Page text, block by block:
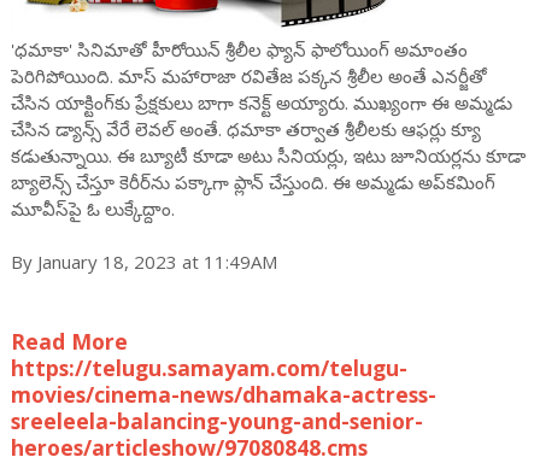
'ధమాకా' సినిమాతో హీరోయిన్ శ్రీలీల ఫ్యాన్ ఫాలోయింగ్ అమాంతం
పెరిగిపోయింది. మాస్ మహారాజా రవితేజ పక్కన శ్రీలీల అంతే ఎనర్జీతో
చేసిన యాక్టింగ్‌కు ప్రేక్షకులు బాగా కనెక్ట్ అయ్యారు. ముఖ్యంగా ఈ అమ్మడు
చేసిన డ్యాన్స్‌ వేరే లెవల్ అంతే. ధమాకా తర్వాత శ్రీలీలకు ఆఫర్లు క్యూ
కడుతున్నాయి. ఈ బ్యూటీ కూడా అటు సీనియర్లు, ఇటు జూనియర్లను కూడా
బ్యాలెన్స్ చేస్తూ కెరీర్‌ను పక్కాగా ప్లాన్ చేస్తుంది. ఈ అమ్మడు అప్‌కమింగ్
మూవీస్‌పై ఓ లుక్కేద్దాం.
By January 18, 2023 at 11:49AM
Read More
https://telugu.samayam.com/telugu-
movies/cinema-news/dhamaka-actress-
sreeleela-balancing-young-and-senior-
heroes/articleshow/97080848.cms